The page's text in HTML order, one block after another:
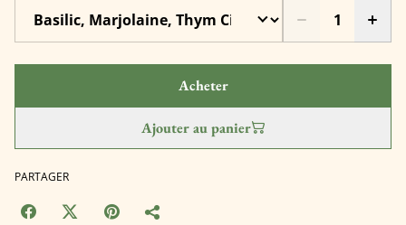
Acheter
Ajouter au panier
PARTAGER